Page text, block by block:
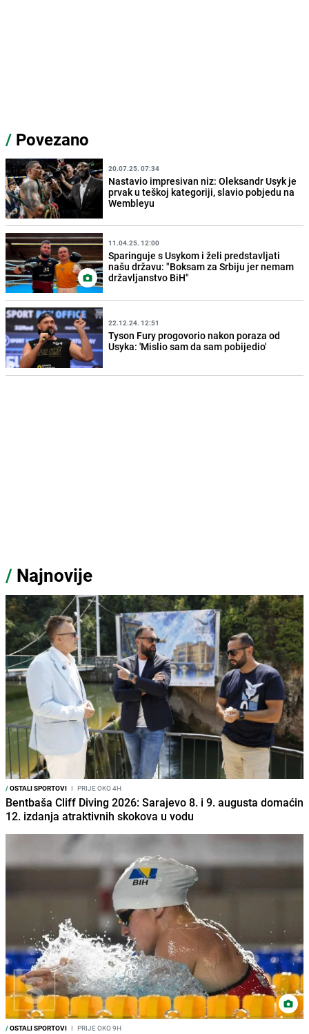
/ Povezano
20.07.25. 07:34
Nastavio impresivan niz: Oleksandr Usyk je
prvak u teškoj kategoriji, slavio pobjedu na
Wembleyu
11.04.25. 12:00
Sparinguje s Usykom i želi predstavljati
našu državu: "Boksam za Srbiju jer nemam
državljanstvo BiH"
22.12.24. 12:51
Tyson Fury progovorio nakon poraza od
Usyka: 'Mislio sam da sam pobijedio'
/ Najnovije
/OSTALI SPORTOVI I PRIJE OKO 4H
Bentbaša Cliff Diving 2026: Sarajevo 8. i 9. augusta domaćin
12. izdanja atraktivnih skokova u vodu
/OSTALI SPORTOVI I PRIJE OKO 9H